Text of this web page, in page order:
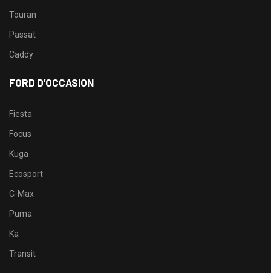
Touran
Passat
Caddy
FORD D’OCCASION
Fiesta
Focus
Kuga
Ecosport
C-Max
Puma
Ka
Transit